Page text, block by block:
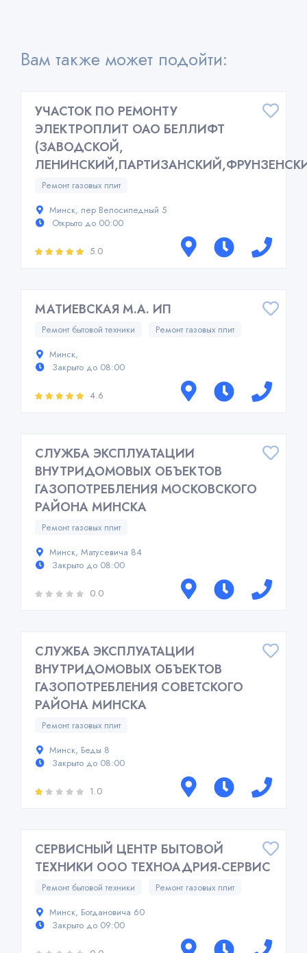
Вам также может подойти:
УЧАСТОК ПО РЕМОНТУ
ЭЛЕКТРОПЛИТ ОАО БЕЛЛИФТ
(ЗАВОДСКОЙ,
Ремонт газовых плит
Минск, пер Велосипедный 5
Открыто до 00:00
5.0
МАТИЕВСКАЯ М.А. ИП
Ремонт бытовой техники
Ремонт газовых плит
Минск,
Закрыто до 08:00
4.6
СЛУЖБА ЭКСПЛУАТАЦИИ
ВНУТРИДОМОВЫХ ОБЪЕКТОВ
ГАЗОПОТРЕБЛЕНИЯ МОСКОВСКОГО
РАЙОНА МИНСКА
Ремонт газовых плит
Минск, Матусевича 84
Закрыто до 08:00
0.0
СЛУЖБА ЭКСПЛУАТАЦИИ
ВНУТРИДОМОВЫХ ОБЪЕКТОВ
ГАЗОПОТРЕБЛЕНИЯ СОВЕТСКОГО
РАЙОНА МИНСКА
Ремонт газовых плит
Минск, Беды 8
Закрыто до 08:00
1.0
СЕРВИСНЫЙ ЦЕНТР БЫТОВОЙ
ТЕХНИКИ ООО ТЕХНОАДРИЯ-СЕРВИС
Ремонт бытовой техники
Ремонт газовых плит
Минск, Богдановича 60
Закрыто до 09:00